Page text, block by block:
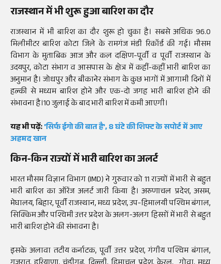
राजस्थान में भी शुरू हुआ बारिश का दौर
राजस्थान में भी बारिश का दौर शुरू हो चुका है। सबसे अधिक 96.0
मिलीमीटर बारिश कोटा जिले के रामगंज मंडी रिकॉर्ड की गई। मौसम
विभाग के मुताबिक आज और कल दक्षिण-पूर्वी व पूर्वी राजस्थान के
उदयपुर, कोटा संभाग व आसपास के क्षेत्र में कहीं-कहीं भारी बारिश का
अनुमान है। जोधपुर और बीकानेर संभाग के कुछ भागों में आगामी दिनों में
हल्की से मध्यम बारिश होने और एक-दो जगह भारी बारिश होने की
संभावना है।10 जुलाई के बाद भारी बारिश में कमी आएगी।
यह भी पढ़ें:'सिर्फ ईगो की बात है', 8 घंटे की शिफ्ट के सपोर्ट में आए
अहमद खान
किन-किन राज्यों में भारी बारिश का अलर्ट
भारत मौसम विज्ञान विभाग (IMD) ने गुरुवार को 11 राज्यों में भारी से बहुत
भारी बारिश का ऑरेंज अलर्ट जारी किया है। अरुणाचल प्रदेश, असम,
मेघालय, बिहार, पूर्वी राजस्थान, मध्य प्रदेश, उप-हिमालयी पश्चिम बंगाल,
सिक्किम और पश्चिमी उत्तर प्रदेश के अलग-अलग हिस्सों में भारी से बहुत
भारी बारिश होने की संभावना है।
इसके अलावा तटीय कर्नाटक, पूर्वी उत्तर प्रदेश, गंगीय पश्चिम बंगाल,